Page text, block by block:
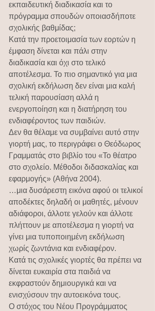
εκπαιδευτική διαδικασία και το
πρόγραμμα σπουδών οποιασδήποτε
σχολικής βαθμίδας;
Κατά την προετοιμασία των εορτών η
έμφαση δίνεται και πάλι στην
διαδικασία και όχι στο τελικό
αποτέλεσμα. Το πιο σημαντικό για μια
σχολική εκδήλωση δεν είναι μια καλή
τελική παρουσίαση αλλά η
ενεργοποίηση και η διατήρηση του
ενδιαφέροντος των παιδιών.
Δεν θα θέλαμε να συμβαίνει αυτό στην
γιορτή μας, το περιγράφει ο Θεόδωρος
Γραμματάς στο βιβλίο του «Το θέατρο
στο σχολείο. Μέθοδοι διδασκαλίας και
εφαρμογής» (Αθήνα 2004).
…μια δυσάρεστη εικόνα αφού οι τελικοί
αποδέκτες δηλαδή οι μαθητές, μένουν
αδιάφοροι, άλλοτε γελούν και άλλοτε
πλήττουν με αποτέλεσμα η γιορτή να
γίνει μια τυποποιημένη εκδήλωση
χωρίς ζωντάνια και ενδιαφέρον.
Κατά τις σχολικές γιορτές θα πρέπει να
δίνεται ευκαιρία στα παιδιά να
εκφραστούν δημιουργικά και να
ενισχύσουν την αυτοεικόνα τους.
Ο στόχος του Νέου Προγράμματος